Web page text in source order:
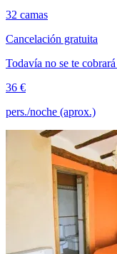
32 camas
Cancelación gratuita
Todavía no se te cobrará
36 €
pers./noche (aprox.)